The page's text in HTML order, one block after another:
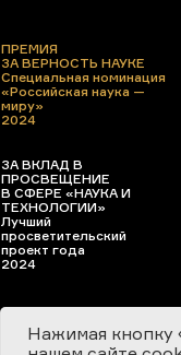
ПРЕМИЯ
ЗА ВЕРНОСТЬ НАУКЕ
Специальная номинация
«Российская наука —
миру»
2024
ЗА ВКЛАД В
ПРОСВЕЩЕНИЕ
В СФЕРЕ «НАУКА И
ТЕХНОЛОГИИ»
Лучший
просветительский
проект года
2024
Нажимая кнопку